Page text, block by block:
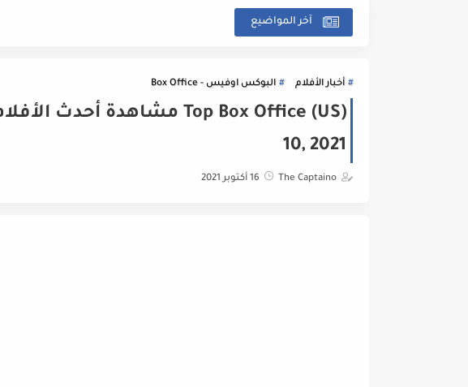
آخر المواضيع
أخبار الأفلام البوكس اوفيس - Box Office
10, 2021
The Captaino 16 أكتوبر 2021